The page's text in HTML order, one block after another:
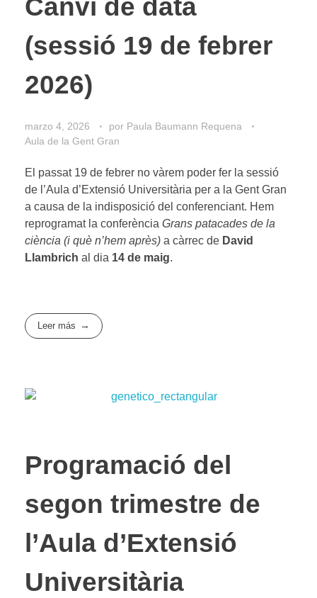
Canvi de data
(sessió 19 de febrer
2026)
marzo 4, 2026 por Paula Baumann Requena
Aula de la Gent Gran
El passat 19 de febrer no vàrem poder fer la sessió
de l’Aula d’Extensió Universitària per a la Gent Gran
a causa de la indisposició del conferenciant. Hem
reprogramat la conferència Grans patacades de la
ciència (i què n’hem après) a càrrec de David
Llambrich al dia 14 de maig.
Leer más
Programació del
segon trimestre de
l’Aula d’Extensió
Universitària